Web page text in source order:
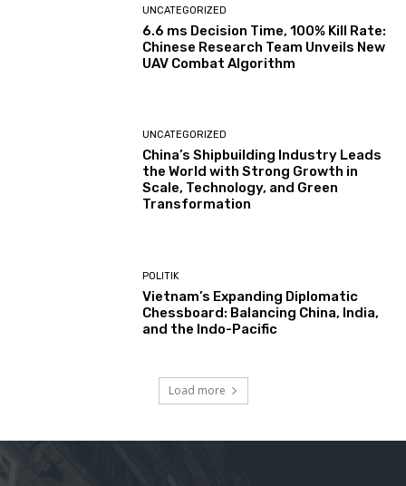
UNCATEGORIZED
6.6 ms Decision Time, 100% Kill Rate:
Chinese Research Team Unveils New
UAV Combat Algorithm
UNCATEGORIZED
China’s Shipbuilding Industry Leads
the World with Strong Growth in
Scale, Technology, and Green
Transformation
POLITIK
Vietnam’s Expanding Diplomatic
Chessboard: Balancing China, India,
and the Indo-Pacific
Load more